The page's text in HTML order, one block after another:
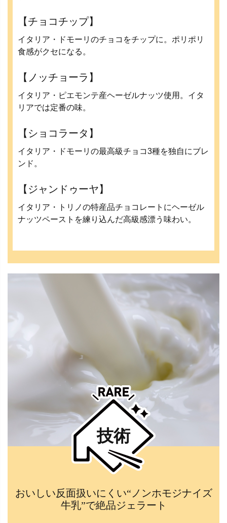
【チョコチップ】
イタリア・ドモーリのチョコをチップに。ポリポリ
食感がクセになる。
【ノッチョーラ】
イタリア・ピエモンテ産ヘーゼルナッツ使用。イタ
リアでは定番の味。
【ショコラータ】
イタリア・ドモーリの最高級チョコ3種を独自にブレ
ンド。
【ジャンドゥーヤ】
イタリア・トリノの特産品チョコレートにヘーゼル
ナッツペーストを練り込んだ高級感漂う味わい。
技術
おいしい反面扱いにくい“ノンホモジナイズ
牛乳”で絶品ジェラート